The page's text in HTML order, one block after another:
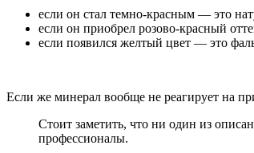
если он стал темно-красным — это
если он приобрел розово-красный
если появился желтый цвет — это
Если же минерал вообще не реагирует на
Стоит заметить, что ни один из
профессионалы.